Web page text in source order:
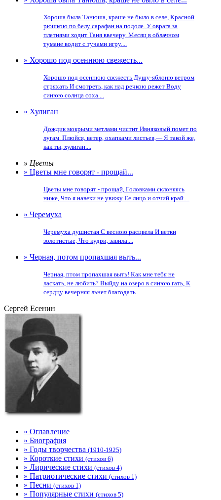
Хороша была Танюша, краше не было в селе, Красной
рюшкою по белу сарафан на подоле. У оврага за
плетнями ходит Таня ввечеру. Месяц в облачном
тумане водит с тучами игру....
» Хорошо под осеннюю свежесть...
Хорошо под осеннюю свежесть Душу-яблоню ветром
стряхать И смотреть, как над речкою режет Воду
синюю солнца соха....
» Хулиган
Дождик мокрыми метлами чистит Ивняковый помет по
лугам. Плюйся, ветер, охапками листьев,— Я такой же,
как ты, хулиган....
» Цветы
» Цветы мне говорят - прощай...
Цветы мне говорят - прощай, Головками склоняясь
ниже, Что я навеки не увижу Ее лицо и отчий край....
» Черемуха
Черемуха душистая С весною расцвела И ветки
золотистые, Что кудри, завила....
» Черная, потом пропахшая выть...
Черная, птом пропахшая выть! Как мне тебя не
ласкать, не любить? Выйду на озеро в синюю гать, К
сердцу вечерняя льнет благодать....
Сергей Есенин
» Оглавление
» Биография
» Годы творчества (1910-1925)
» Короткие стихи (стихов 6)
» Лирические стихи (стихов 4)
» Патриотические стихи (стихов 1)
» Песни (стихов 1)
» Популярные стихи (стихов 5)